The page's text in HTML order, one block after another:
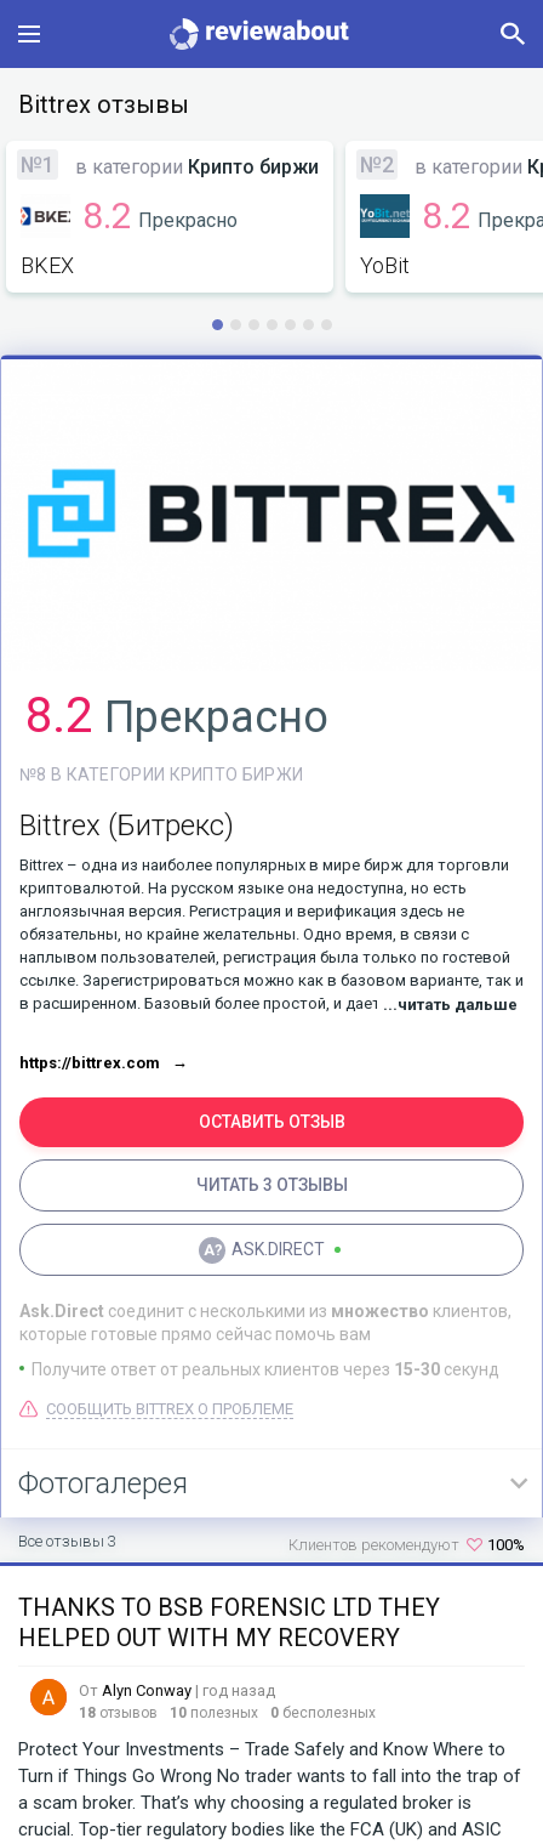
Main
Categories
Profile
Bittrex отзывы
8.2 Прекрасно
№8 В КАТЕГОРИИ КРИПТО БИРЖИ
Bittrex (Битрекс)
Bittrex – одна из наиболее популярных в мире бирж для торговли
криптовалютой. На русском языке она недоступна, но есть
англоязычная версия. Регистрация и верификация здесь не
обязательны, но крайне желательны. Одно время, в связи с
наплывом пользователей, регистрация была только по гостевой
ссылке. Зарегистрироваться можно как в базовом варианте, так и
в расширенном. Базовый более простой, и дает возможность
базовым методом могут возникнуть проблемы в связи с
особенностями платформы. Пополнить депозит можно в одной из
криптовалют, точно также и вывести. Есть операции с фиатными
средствами. Есть минимальный депозит, он составляет
0,00100000 BTC. Действителен в течение 28 суток после ввода,
после чего активы просто переходят на счет, но не дают права
участвовать в торговых операциях. Есть расписание курса валют,
а также возможность посмотреть историю сделок и оставить
заявку на следующие. Комиссия за операции на платформе
Битрекс составляет 0,25%. Система комиссионных здесь
многоуровневая.
...читать дальше
https://bittrex.com
ОСТАВИТЬ ОТЗЫВ
ЧИТАТЬ 3 ОТЗЫВЫ
ASK.DIRECT
Ask.Direct соединит с несколькими из множество клиентов,
которые готовые прямо сейчас помочь вам
Получите ответ от реальных клиентов через 15-30 секунд
СООБЩИТЬ BITTREX О ПРОБЛЕМЕ
Фотогалерея
Все отзывы 3 100%
Клиентов рекомендуют
THANKS TO BSB FORENSIC LTD THEY
HELPED OUT WITH MY RECOVERY
От Alyn Conway | год назад
18 отзывов 10 полезных 0 бесполезных
Protect Your Investments – Trade Safely and Know Where to
Turn if Things Go Wrong No trader wants to fall into the trap of
a scam broker. That’s why choosing a regulated broker is
crucial. Top-tier regulatory bodies like the FCA (UK) and ASIC
№1 в категории Крипто биржи
8.2 Прекрасно
BKEX
№2 в категории
8.2
YoBit